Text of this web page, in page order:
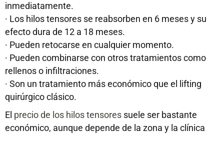
inmediatamente.
· Los hilos tensores se reabsorben en 6 meses y su
efecto dura de 12 a 18 meses.
· Pueden retocarse en cualquier momento.
· Pueden combinarse con otros tratamientos como
rellenos o infiltraciones.
· Son un tratamiento más económico que el lifting
quirúrgico clásico.
El precio de los hilos tensores suele ser bastante
económico, aunque depende de la zona y la clínica